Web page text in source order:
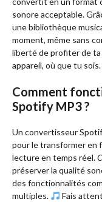
sonore acceptable.
une bibliothèque
moment, même sans
liberté de profiter de ta
appareil, où que tu sois.
Comment
Spotify MP3 ?
Un convertisseur
pour le transformer en
lecture en temps réel.
préserver la qualité
des fonctionnalités
multiples.
Fais